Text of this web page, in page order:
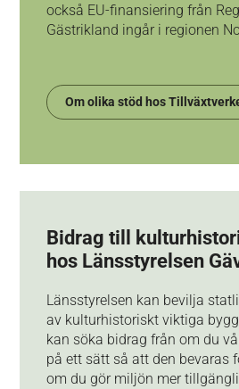
också EU-finansiering från
Gästrikland ingår i regionen
Om olika stöd hos
Bidrag till
hos Länsstyrelsen
Länsstyrelsen kan bevilja
av kulturhistoriskt viktiga
kan söka bidrag från om du
på ett sätt så att den bevaras
om du gör miljön mer